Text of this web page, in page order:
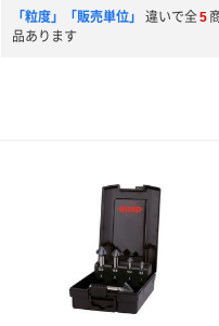
「粒度」「販売単位」 違いで全5
品あります